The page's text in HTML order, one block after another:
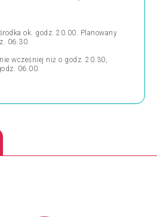
ok. godz. 20.00. Planowany
06.30.
wcześniej niż o godz. 20.30,
06.00.